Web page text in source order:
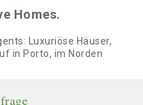
Homes.
Luxuriöse Häuser,
in Porto, im Norden